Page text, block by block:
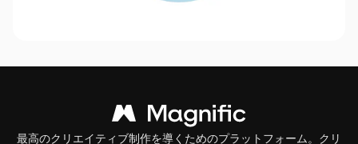
最高のクリエイティブ制作を導くためのプラットフォーム。クリ